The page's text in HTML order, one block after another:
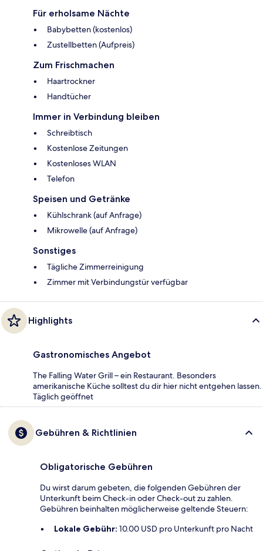
Für erholsame Nächte
Babybetten (kostenlos)
Zustellbetten (Aufpreis)
Zum Frischmachen
Haartrockner
Handtücher
Immer in Verbindung bleiben
Schreibtisch
Kostenlose Zeitungen
Kostenloses WLAN
Telefon
Speisen und Getränke
Kühlschrank (auf Anfrage)
Mikrowelle (auf Anfrage)
Sonstiges
Tägliche Zimmerreinigung
Zimmer mit Verbindungstür verfügbar
Highlights
Gastronomisches Angebot
The Falling Water Grill – ein Restaurant. Besonders
amerikanische Küche solltest du dir hier nicht entgehen lassen.
Täglich geöffnet
Gebühren & Richtlinien
Obligatorische Gebühren
Du wirst darum gebeten, die folgenden Gebühren der
Unterkunft beim Check-in oder Check-out zu zahlen.
Gebühren beinhalten möglicherweise geltende Steuern:
Lokale Gebühr: 10.00 USD pro Unterkunft pro Nacht